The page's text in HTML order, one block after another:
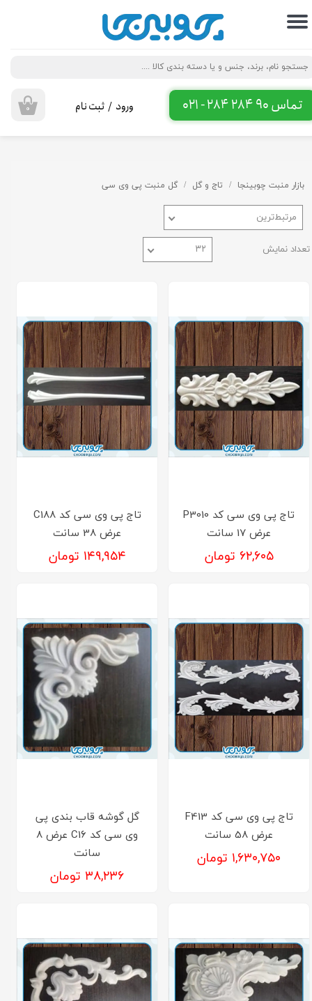
تماس 90 284 284 - 021 ۰ ورود / ثبت نام
حساب کاربری من
تغییر گذر واژه
سفارشات
خروج از حساب کاربری
بازار منبت چوبینجا تاج و گل گل منبت پی وی سی
مرتبط‌ترین
تعداد نمایش ۳۲
تاج پی وی سی کد P3010
عرض 17 سانت
۶۲,۶۰۵ تومان
تاج پی وی سی کد C188
عرض 38 سانت
۱۴۹,۹۵۴ تومان
تاج پی وی سی کد F413
عرض 58 سانت
۱,۶۳۰,۷۵۰ تومان
گل گوشه قاب بندی پی
وی سی کد C16 عرض 8
سانت
۳۸,۲۳۶ تومان